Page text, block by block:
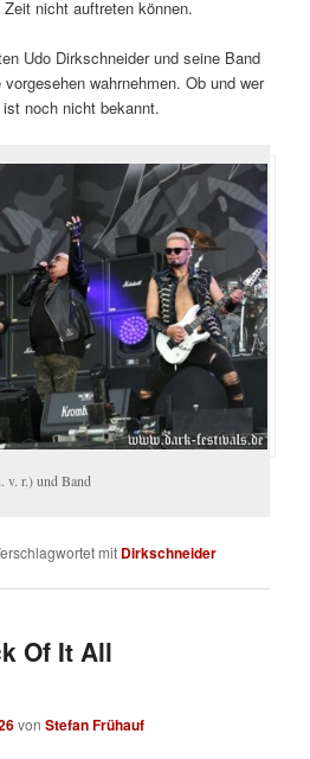
nicht auftreten können.
Udo Dirkschneider und seine Band
wahrnehmen. Ob und wer
noch nicht bekannt.
v. r.) und Band
mit Dirkschneider
Of It All
vonStefan Frühauf